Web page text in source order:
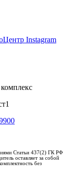
Статьи 437(2) ГК РФ
оставляет за собой
без